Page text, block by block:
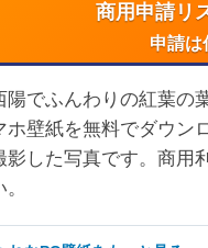
商用申請リ
申請は
でふんわりの紅葉の
ホ壁紙を無料でダウン
影した写真です。商用